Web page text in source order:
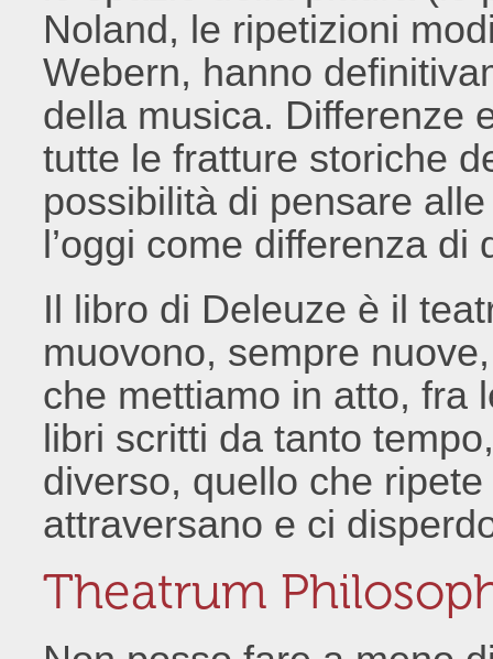
Noland, le ripetizioni
Webern, hanno
della musica. Differenze
tutte le fratture storiche
possibilità di pensare
l’oggi come differenza di
Il libro di Deleuze è il
muovono, sempre
che mettiamo in atto, fra
libri scritti da tanto
diverso, quello che
attraversano e ci
Theatrum